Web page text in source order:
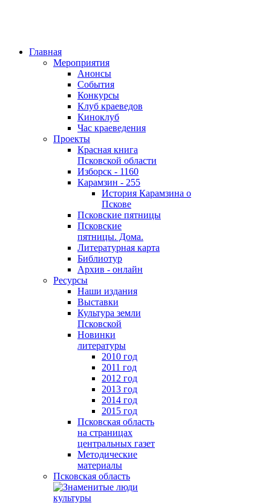
Главная
Мероприятия
Анонсы
События
Конкурсы
Клуб краеведов
Киноклуб
Час краеведения
Проекты
Красная книга
Псковской области
Изборск - 1160
Карамзин - 255
История Карамзина о
Пскове
Псковские пятницы
Псковские
пятницы. Дома.
Литературная карта
Библиотур
Архив - онлайн
Ресурсы
Наши издания
Выставки
Культура земли
Псковской
Новинки
литературы
2010 год
2011 год
2012 год
2013 год
2014 год
2015 год
Псковская область
на страницах
центральных газет
Методические
материалы
Псковская область